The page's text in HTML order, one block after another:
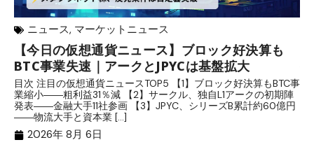
ニュース, マーケットニュース
【今日の仮想通貨ニュース】ブロック好決算も
BTC事業失速｜アークとJPYCは基盤拡大
目次 注目の仮想通貨ニュースTOP5 【1】ブロック好決算もBTC事
業縮小――粗利益31％減 【2】サークル、独自L1アークの初期陣
発表――金融大手11社参画 【3】JPYC、シリーズB累計約60億円
――物流大手と資本業 […]
2026年 8月 6日